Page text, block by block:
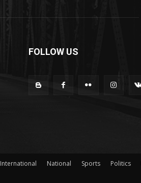
FOLLOW US
International National Sports Politics